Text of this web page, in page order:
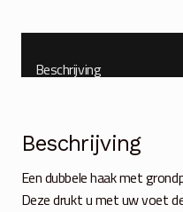
Beschrijving
Beschrijving
Een dubbele haak met
Deze drukt u met uw voet